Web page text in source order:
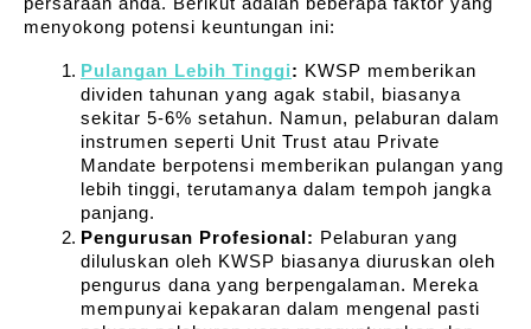
menyokong potensi keuntungan ini:
Pulangan Lebih Tinggi: KWSP memberikan
dividen tahunan yang agak stabil, biasanya
sekitar 5-6% setahun. Namun, pelaburan dalam
instrumen seperti Unit Trust atau Private
Mandate berpotensi memberikan pulangan yang
lebih tinggi, terutamanya dalam tempoh jangka
panjang.
Pengurusan Profesional: Pelaburan yang
diluluskan oleh KWSP biasanya diuruskan oleh
pengurus dana yang berpengalaman. Mereka
mempunyai kepakaran dalam mengenal pasti